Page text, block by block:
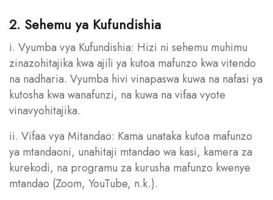
2. Sehemu ya Kufundishia
i. Vyumba vya Kufundishia: Hizi ni sehemu muhimu
zinazohitajika kwa ajili ya kutoa mafunzo kwa vitendo
na nadharia. Vyumba hivi vinapaswa kuwa na nafasi ya
kutosha kwa wanafunzi, na kuwa na vifaa vyote
vinavyohitajika.
ii. Vifaa vya Mitandao: Kama unataka kutoa mafunzo
ya mtandaoni, unahitaji mtandao wa kasi, kamera za
kurekodi, na programu za kurusha mafunzo kwenye
mtandao (Zoom, YouTube, n.k.).